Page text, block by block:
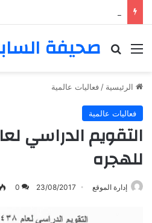
صحيفة القائمة بحث عن
الرئيسية / فعاليات عالمية
فعاليات عالمية
للهجره
إدارة الموقع 23/08/2017
0